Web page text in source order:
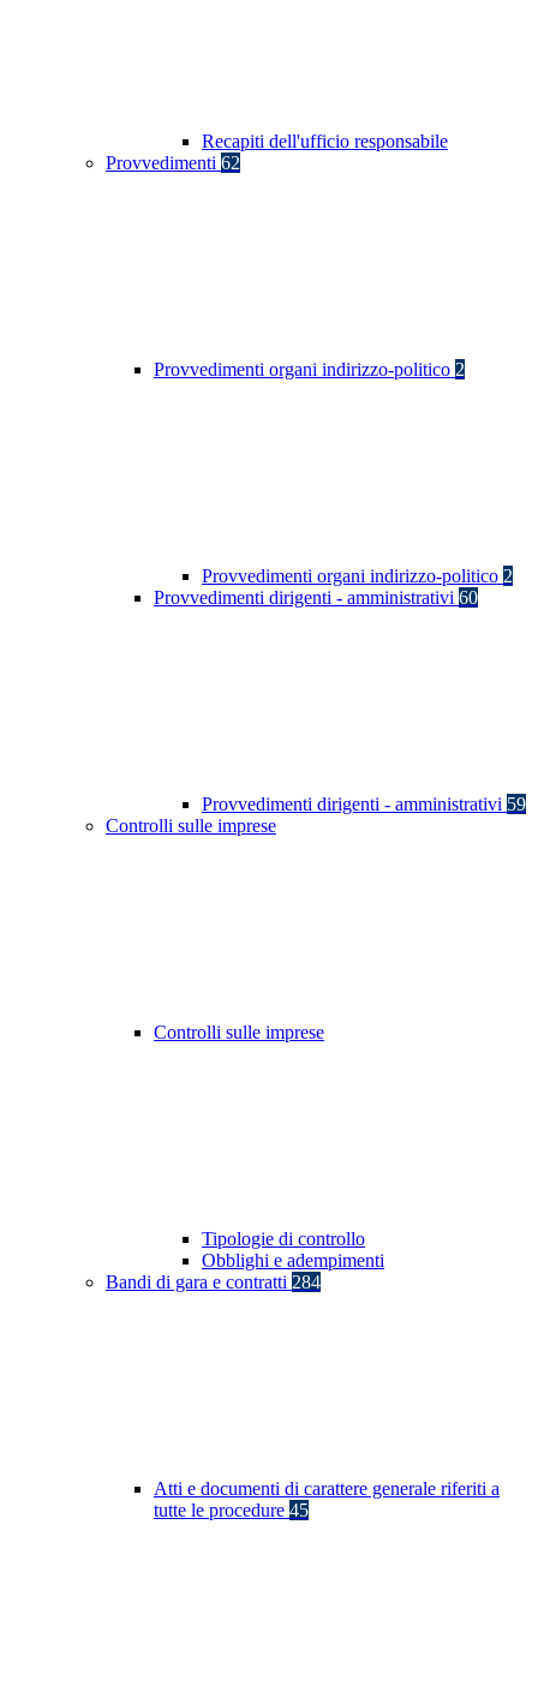
Recapiti dell'ufficio responsabile
Provvedimenti 62
Provvedimenti organi indirizzo-politico 2
Provvedimenti organi indirizzo-politico 2
Provvedimenti dirigenti - amministrativi 60
Provvedimenti dirigenti - amministrativi 59
Controlli sulle imprese
Controlli sulle imprese
Tipologie di controllo
Obblighi e adempimenti
Bandi di gara e contratti 284
Atti e documenti di carattere generale riferiti a
tutte le procedure 45